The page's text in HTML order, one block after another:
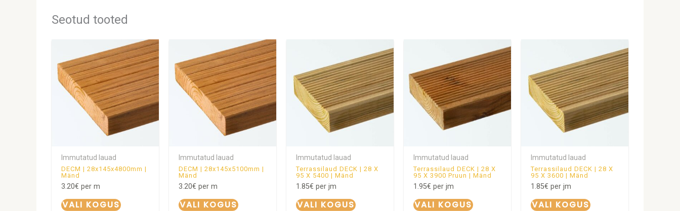
Seotud tooted
Immutatud lauad
DECM | 28x145x4800mm |
Mänd
3.20€ per m
VALI KOGUS
Immutatud lauad
DECM | 28x145x5100mm |
Mänd
3.20€ per m
VALI KOGUS
Immutatud lauad
Terrassilaud DECK | 28 X
95 X 5400 | Mänd
1.85€ per jm
VALI KOGUS
Immutatud lauad
Terrassilaud DECK | 28 X
95 X 3900 Pruun | Mänd
1.95€ per jm
VALI KOGUS
Immutatud lauad
Terrassilaud DECK | 28 X
95 X 3600 | Mänd
1.85€ per jm
VALI KOGUS